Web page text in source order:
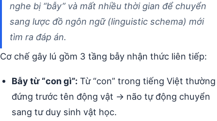
nghe bị “bẫy” và mất nhiều thời gian để chuyển
sang lược đồ ngôn ngữ (linguistic schema) mới
tìm ra đáp án.
Cơ chế gây lú gồm 3 tầng bẫy nhận thức liên tiếp:
Bẫy từ “con gì”: Từ “con” trong tiếng Việt thường
đứng trước tên động vật → não tự động chuyển
sang tư duy sinh vật học.